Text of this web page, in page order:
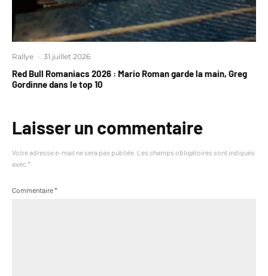
Rallye · 31 juillet 2026
Red Bull Romaniacs 2026 : Mario Roman garde la main, Greg
Gordinne dans le top 10
Laisser un commentaire
Votre adresse e-mail ne sera pas publiée. Les champs obligatoires sont indiqués
avec *
Commentaire*